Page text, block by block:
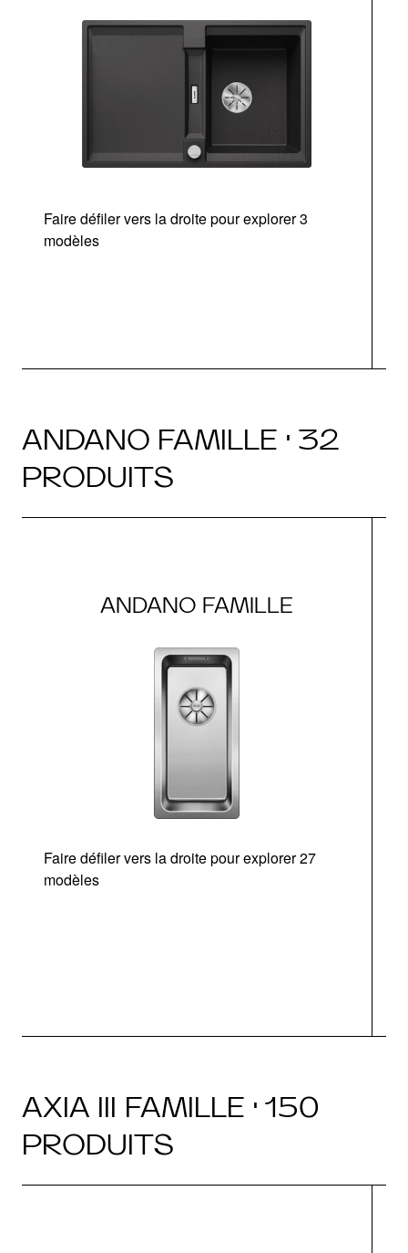
Faire défiler vers la droite pour explorer 3
modèles
ANDANO FAMILLE · 32
PRODUITS
ANDANO FAMILLE
Faire défiler vers la droite pour explorer 27
modèles
AXIA III FAMILLE · 150
PRODUITS